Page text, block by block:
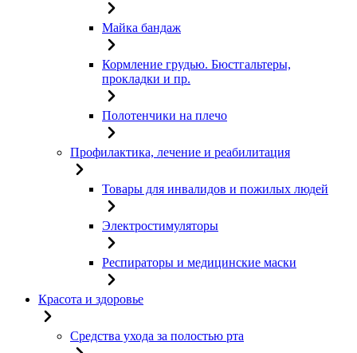
Майка бандаж
Кормление грудью. Бюстгальтеры,
прокладки и пр.
Полотенчики на плечо
Профилактика, лечение и реабилитация
Товары для инвалидов и пожилых людей
Электростимуляторы
Респираторы и медицинские маски
Красота и здоровье
Средства ухода за полостью рта